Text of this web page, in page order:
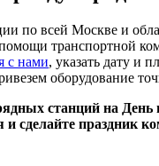
по всей Москве и
транспортной
с нами, указать дату и
оборудование
станций на День
и сделайте праздник